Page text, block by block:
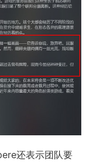
还表示团队要